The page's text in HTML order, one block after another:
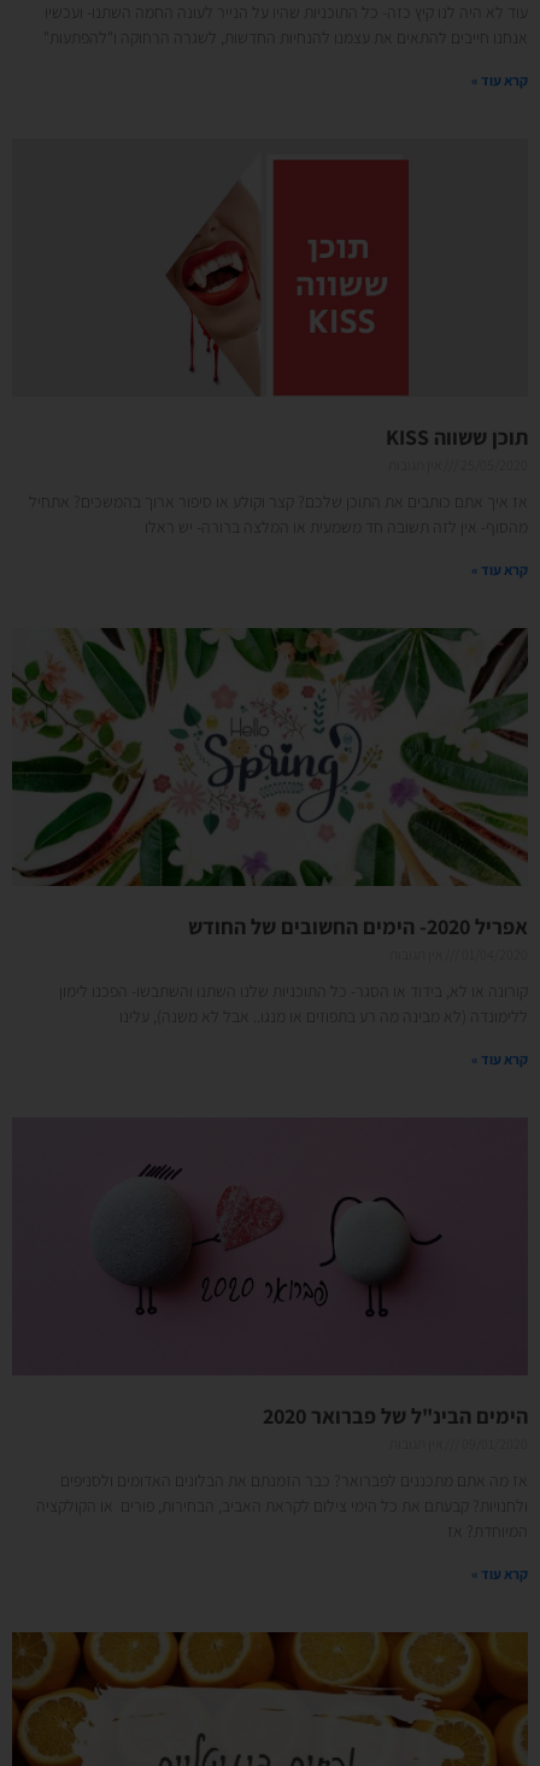
עוד לא היה לנו קיץ כזה- כל התוכניות שהיו על הנייר לעונה החמה השתנו- ועכשיו
אנחנו חייבים להתאים את עצמנו להנחיות החדשות, לשגרה הרחוקה ו"להפתעות"
קרא עוד »
תוכן ששווה KISS
אז איך אתם כותבים את התוכן שלכם? קצר וקולע או סיפור ארוך בהמשכים? אתחיל
מהסוף- אין לזה תשובה חד משמעית או המלצה ברורה- יש ראלו
קרא עוד »
אפריל 2020- הימים החשובים של החודש
קורונה או לא, בידוד או הסגר- כל התוכניות שלנו השתנו והשתבשו- הפכנו לימון
ללימונדה (לא מבינה מה רע בתפוזים או מנגו.. אבל לא משנה), עלינו
קרא עוד »
הימים הבינ"ל של פברואר 2020
אז מה אתם מתכננים לפברואר? כבר הזמנתם את הבלונים האדומים ולסניפים
ולחנויות? קבעתם את כל הימי צילום לקראת האביב, הבחירות, פורים או הקולקציה
המיוחדת? אז
קרא עוד »